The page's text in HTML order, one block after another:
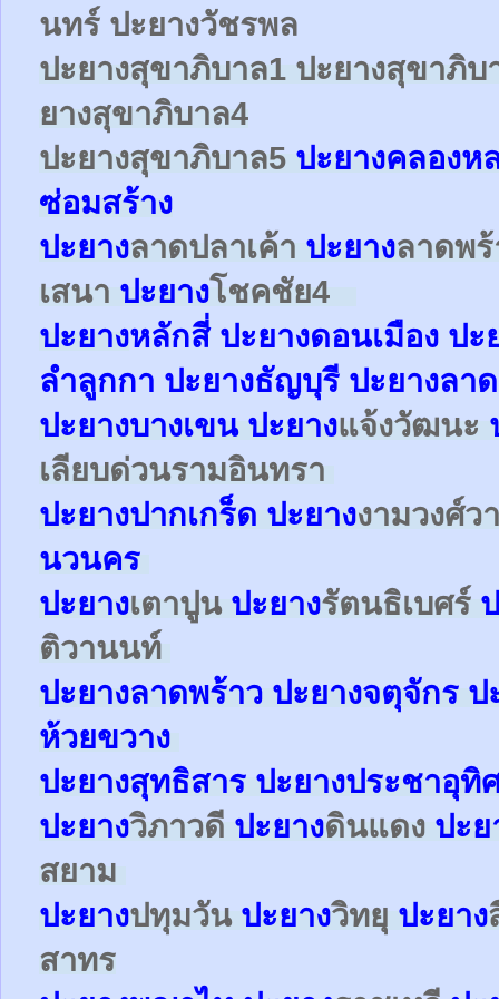
นทร์ ปะยางวัชรพล
ปะยางสุขาภิบาล1 ปะยางสุขาภิบ
ยางสุขาภิบาล4
ปะยางสุขาภิบาล5 ปะยางคลองห
ซ่อมสร้าง
ปะยางลาดปลาเค้า ปะยางลาดพ
เสนา ปะยางโชคชัย4
ปะยางหลักสี่ ปะยางดอนเมือง ปะ
ลำลูกกา ปะยางธัญบุรี ปะยางลา
ปะยางบางเขน ปะยางแจ้งวัฒนะ
เลียบด่วนรามอินทรา
ปะยางปากเกร็ด ปะยางงามวงศ์ว
นวนคร
ปะยางเตาปูน ปะยางรัตนธิเบศร์
ติวานนท์
ปะยางลาดพร้าว ปะยางจตุจักร ป
ห้วยขวาง
ปะยางสุทธิสาร ปะยางประชาอุทิ
ปะยางวิภาวดี ปะยางดินแดง ปะย
สยาม
ปะยางปทุมวัน ปะยางวิทยุ ปะยาง
สาทร